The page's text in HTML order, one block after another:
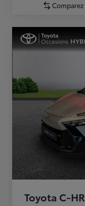
Comparez
Toyota C-HR